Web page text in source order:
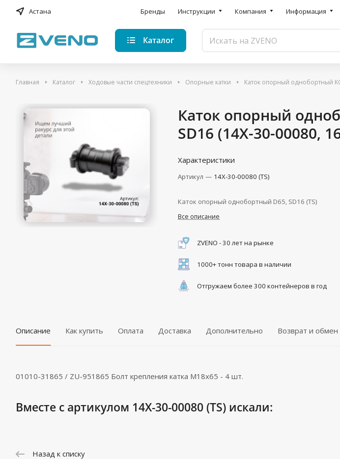
Астана Бренды Инструкции Компания Информация
Каталог
Главная Каталог Ходовые части спецтехники Опорные катки Каток опорный однобортный
Каток опорный
SD16 (14X-30-00080,
Характеристики
Артикул — 14X-30-00080 (TS)
Каток опорный однобортный D65, SD16 (TS)
Все описание
ZVENO - 30 лет на рынке
1000+ тонн товара в наличии
Отгружаем более 300 контейнеров в год
Описание Как купить Оплата Доставка Дополнительно Возврат и обмен
01010-31865 / ZU-951865 Болт крепления катка M18x65 - 4 шт.
Вместе с артикулом 14X-30-00080 (TS) искали:
Назад к списку